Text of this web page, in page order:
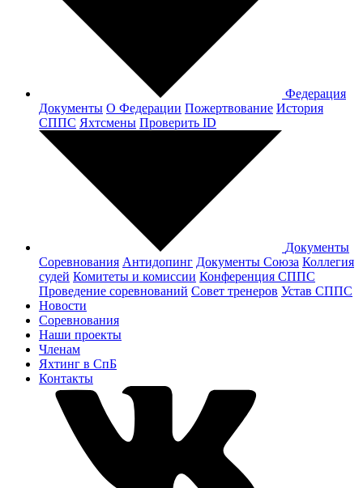
Федерация
Документы О Федерации Пожертвование История
СППС Яхтсмены Проверить ID
Документы
Соревнования Антидопинг Документы Cоюза Коллегия
судей Комитеты и комиссии Конференция СППС
Проведение соревнований Совет тренеров Устав СППС
Новости
Соревнования
Наши проекты
Членам
Яхтинг в СпБ
Контакты